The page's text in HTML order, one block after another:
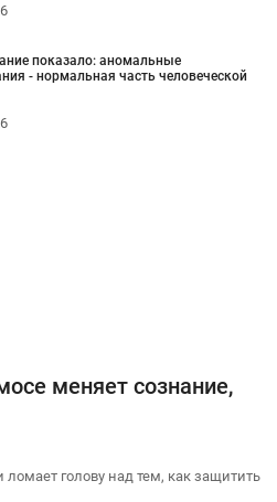
показало: аномальные
- нормальная часть человеческой
меняет сознание,
голову над тем, как защитить